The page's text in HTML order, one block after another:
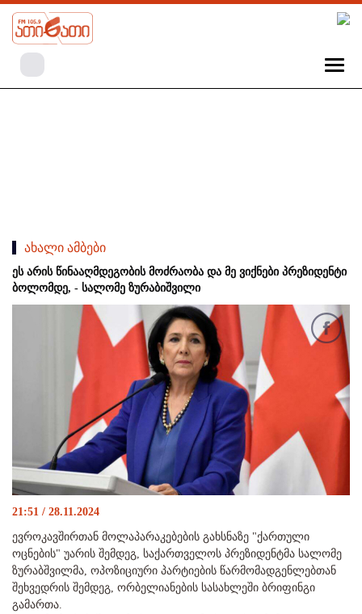
ახალი ამბები
ეს არის წინააღმდეგობის მოძრაობა და მე ვიქნები პრეზიდენტი
ბოლომდე, - სალომე ზურაბიშვილი
21:51 / 28.11.2024
ევროკავშირთან მოლაპარაკებების გახსნაზე "ქართული
ოცნების" უარის შემდეგ, საქართველოს პრეზიდენტმა სალომე
ზურაბშვილმა, ოპოზიციური პარტიების წარმომადგენლებთან
შეხვედრის შემდეგ, ორბელიანების სასახლეში ბრიფინგი
გამართა.